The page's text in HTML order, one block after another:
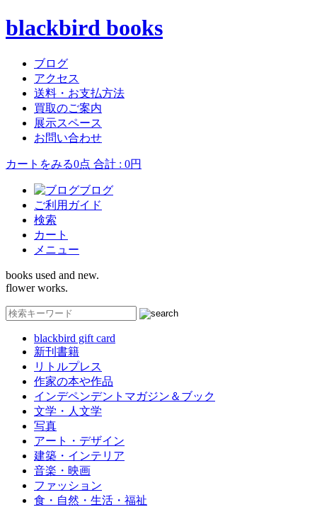
blackbird books
ブログ
アクセス
送料・お支払方法
買取のご案内
展示スペース
お問い合わせ
カートをみる0点 合計 : 0円
ブログ
ご利用ガイド
検索
カート
メニュー
books used and new.
flower works.
blackbird gift card
新刊書籍
リトルプレス
作家の本や作品
インデペンデントマガジン＆ブック
文学・人文学
写真
アート・デザイン
建築・インテリア
音楽・映画
ファッション
食・自然・生活・福祉